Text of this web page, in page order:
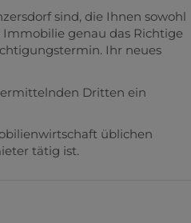
sind, die Ihnen sowohl
genau das Richtige
Ihr neues
Dritten ein
üblichen
tätig ist.